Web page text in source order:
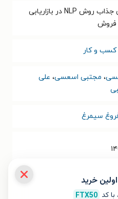
تکنیک‌های جذاب روش NLP در بازاریابی
فروش
و کار
، مجتبی اسعسی، علی
سیمرغ
کد FTX50